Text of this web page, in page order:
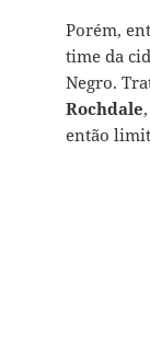
Porém,
time da
Negro.
Rochdale
então